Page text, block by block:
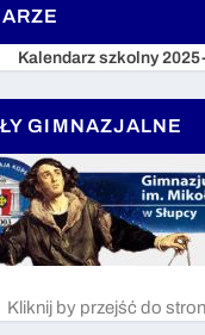
Kalendarz szkolny
GIMNAZJALNE
Kliknij by przejść do